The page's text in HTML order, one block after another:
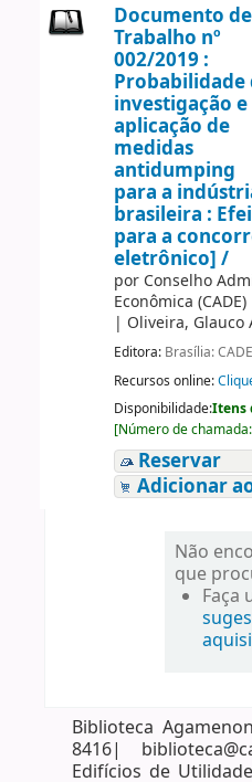
Documento de
Trabalho nº
002/2019 :
Probabilidade
investigação e
aplicação de
medidas
antidumping
para a
brasileira :
para a
eletrônico] /
por Conselho
Econômica (CADE)
| Oliveira, Glauco
Editora: Brasília:
Recursos online:
Disponibilidade:Itens
[Número de chamada:
Reservar
Adicionar
Não
que
Faça
Biblioteca
8416|
Edifícios de